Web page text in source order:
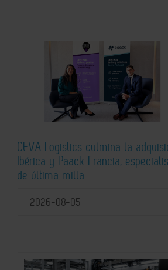
CEVA Logistics culmina la
Ibérica y Paack Francia,
de última milla
2026-08-05